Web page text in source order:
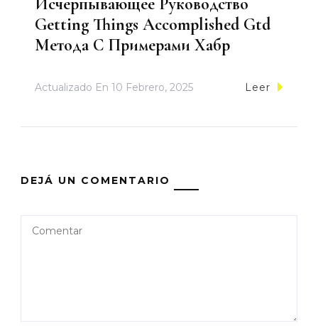
Getting Things Accomplished Gtd
Метода С Примерами Хабр
Actualizado En 10 Febrero, 2025 Leer
DEJÁ UN COMENTARIO